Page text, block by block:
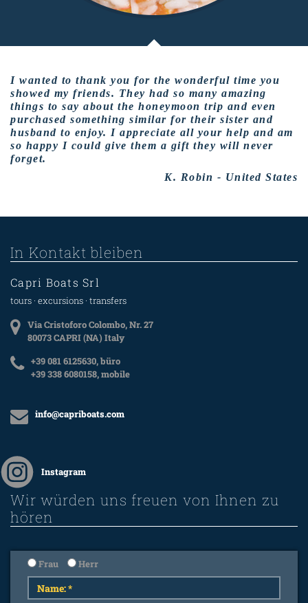
I wanted to thank you for the wonderful time you
showed my friends. They had so many amazing
things to say about the honeymoon trip and even
purchased something similar for their sister and
husband to enjoy. I appreciate all your help and am
so happy I could give them a gift they will never
forget.
K. Robin - United States
In Kontakt bleiben
Capri Boats Srl
tours · excursions · transfers
Via Cristoforo Colombo, Nr. 27
80073 CAPRI (NA) Italy
+39 081 6125630, büro
+39 338 6080158, mobile
info@capriboats.com
Instagram
Wir würden uns freuen von Ihnen zu
hören
Frau Herr